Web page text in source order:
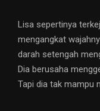
Lisa sepertinya
mengangkat
darah setengah
Dia berusaha
Tapi dia tak mampu